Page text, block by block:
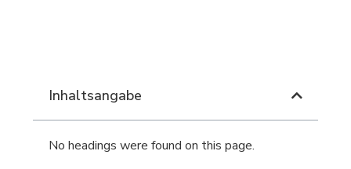
Inhaltsangabe
No headings were found on this page.